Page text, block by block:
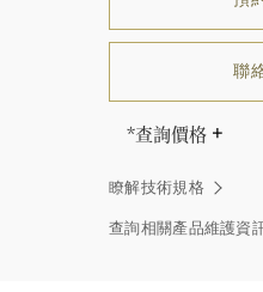
聯
*查詢價格
兩顆相同的鑽石
一件高級珠寶作
石皆與眾不同而
瞭解技術規格
查詢相關產品維護資